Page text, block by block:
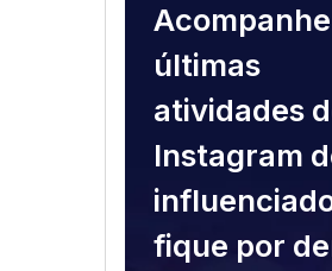
últimas
atividades
Instagram
fique por